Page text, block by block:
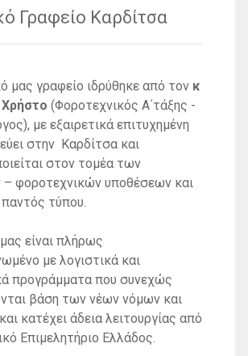
Γραφείο Καρδίτσα
μας γραφείο ιδρύθηκε από τoν κ
(Φοροτεχνικός Α΄τάξης -
με εξαιρετικά επιτυχημένη
στην Καρδίτσα και
στον τομέα των
– φοροτεχνικών υποθέσεων και
τύπου.
είναι πλήρως
με λογιστικά και
προγράμματα που συνεχώς
βάση των νέων νόμων και
κατέχει άδεια λειτουργίας από
Επιμελητήριο Ελλάδος.